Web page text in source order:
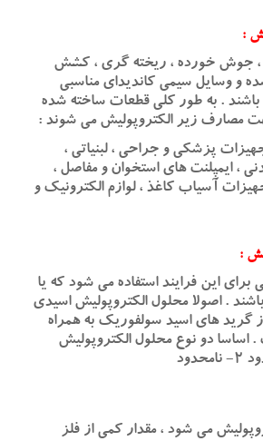
:
، جوش خورده ، ریخته گری ، کشش
و وسایل سیمی کاندیدای مناسبی
. به طور کلی قطعات ساخته شده
مصارف زیر الکتروپولیش می شوند :
پزشکی و جراحی ، لبنیاتی ،
، ایمپلنت های استخوان و مفاصل ،
آسیاب کاغذ ، لوازم الکترونیک و
:
برای این فرایند استفاده می شود که یا
. اصولا محلول الکتروپولیش اسیدی
گرید های اسید سولفوریک به همراه
دو نوع محلول الکتروپولیش
می شود ، مقدار کمی از فلز